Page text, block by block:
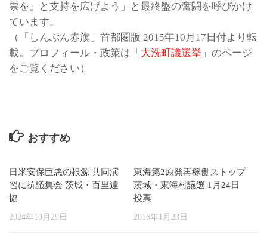
票を』と支持を広げよう」と最終盤の奮闘を呼びかけ
ています。
（「しんぶん赤旗」首都圏版 2015年10月17日付より転
載。プロフィール・政策は「 大洗町議選挙 」のページ
をご覧ください）
おすすめ
日米安保巨悪の根源 共同演
習に抗議集会 茨城・百里連
協
2024年10月29日
東海第2原発再稼働ストップ
茨城・東海村議選 1月24日
投票
2016年1月23日